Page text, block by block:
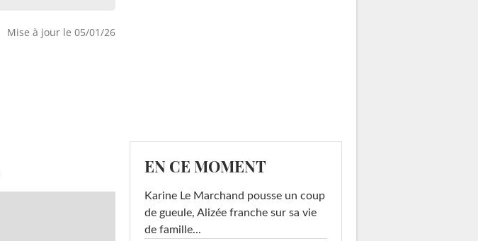
Mise à jour le 05/01/26
EN CE MOMENT
Karine Le Marchand pousse un coup
de gueule, Alizée franche sur sa vie
de famille...